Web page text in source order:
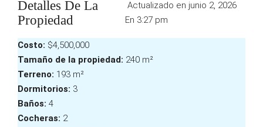
Detalles De La
Propiedad
Actualizado en junio 2, 2026
En 3:27 pm
Costo: $4,500,000
Tamaño de la propiedad: 240 m²
Terreno: 193 m²
Dormitorios: 3
Baños: 4
Cocheras: 2